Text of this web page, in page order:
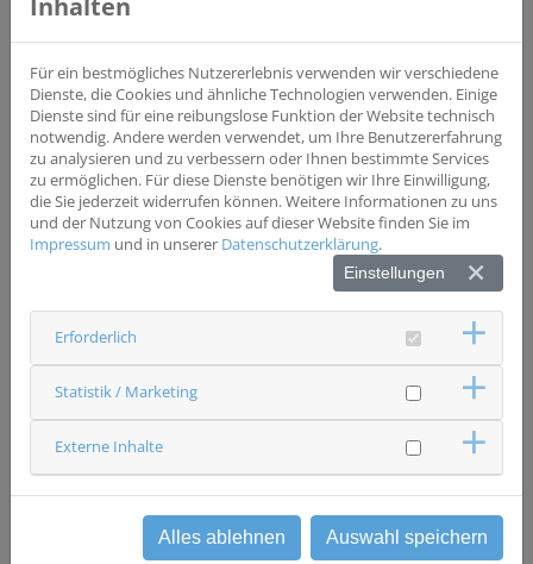
Interventionsstudie Phase III
Wesentliche Einschlusskriterien
Inoperable Pankreaskarzinome
Wesentliche Ausschlusskriterien
Operabilität Fernmetastasen
Ansprechpartner & Kontakt
Universitätsklinikum Regensburg
Strahlentherapie
Studienzentrale
Für ein bestmögliches Nutzererlebnis verwenden wir verschiedene
Dienste, die Cookies und ähnliche Technologien verwenden. Einige
Dienste sind für eine reibungslose Funktion der Website technisch
notwendig. Andere werden verwendet, um Ihre Benutzererfahrung
zu analysieren und zu verbessern oder Ihnen bestimmte Services
zu ermöglichen. Für diese Dienste benötigen wir Ihre Einwilligung,
die Sie jederzeit widerrufen können. Weitere Informationen zu uns
und der Nutzung von Cookies auf dieser Website finden Sie im
Impressum und in unserer Datenschutzerklärung.
Einstellungen
Erforderlich
Statistik / Marketing
Externe Inhalte
Alles ablehnen Auswahl speichern